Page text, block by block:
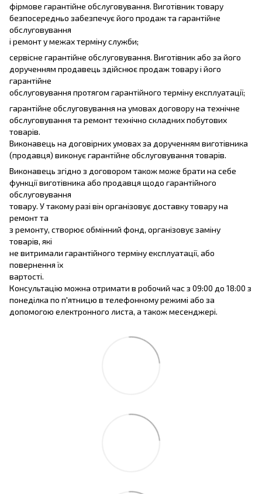
фірмове гарантійне обслуговування. Виготівник товару
безпосередньо забезпечує його продаж та гарантійне
обслуговування
і ремонт у межах терміну служби;
сервісне гарантійне обслуговування. Виготівник або за його
дорученням продавець здійснює продаж товару і його
гарантійне
обслуговування протягом гарантійного терміну експлуатації;
гарантійне обслуговування на умовах договору на технічне
обслуговування та ремонт технічно складних побутових
товарів.
Виконавець на договірних умовах за дорученням виготівника
(продавця) виконує гарантійне обслуговування товарів.
Виконавець згідно з договором також може брати на себе
функції виготівника або продавця щодо гарантійного
обслуговування
товару. У такому разі він організовує доставку товару на
ремонт та
з ремонту, створює обмінний фонд, організовує заміну
товарів, які
не витримали гарантійного терміну експлуатації, або
повернення їх
вартості.
Консультацію можна отримати в робочий час з 09:00 до 18:00 з
понеділка по п'ятницю в телефонному режимі або за
допомогою електронного листа, а також месенджері.